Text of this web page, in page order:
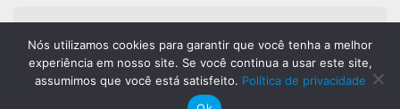
Jundiaí Notícias faz parte
doGrupo Novo Dia
Nós utilizamos cookies para garantir que você tenha a melhor
experiência em nosso site. Se você continua a usar este site,
assumimos que você está satisfeito. Política de privacidade